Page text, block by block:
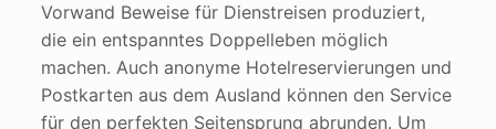
Vorwand Beweise für Dienstreisen produziert,
die ein entspanntes Doppelleben möglich
machen. Auch anonyme Hotelreservierungen und
Postkarten aus dem Ausland können den Service
für den perfekten Seitensprung abrunden. Um